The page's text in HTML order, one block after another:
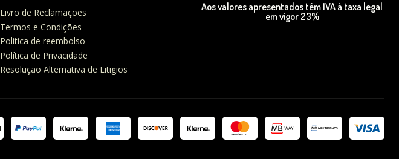
Livro de Reclamações
Termos e Condições
Politica de reembolso
Política de Privacidade
Resolução Alternativa de Litigios
Aos valores apresentados têm IVA à taxa legal
em vigor 23%